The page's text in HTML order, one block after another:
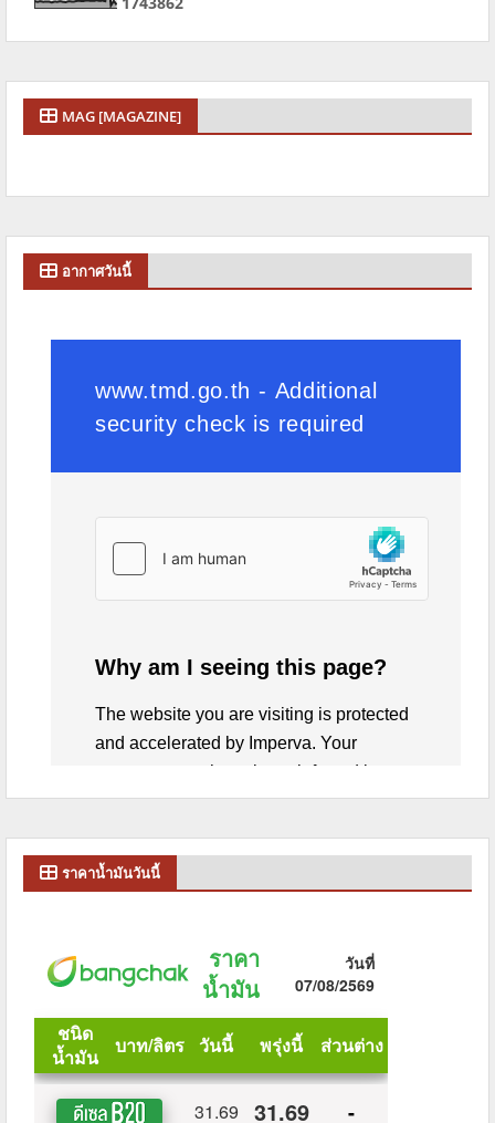
MAG [MAGAZINE]
อากาศวันนี้
ราคาน้ำมันวันนี้